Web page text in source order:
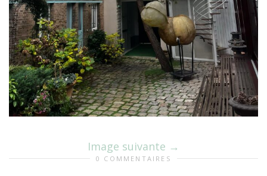
Image suivante
0 COMMENTAIRES